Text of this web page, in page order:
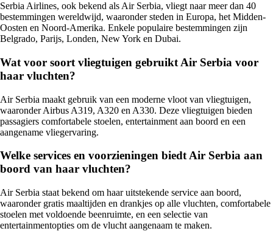
Serbia Airlines, ook bekend als Air Serbia, vliegt naar meer dan 40
bestemmingen wereldwijd, waaronder steden in Europa, het Midden-
Oosten en Noord-Amerika. Enkele populaire bestemmingen zijn
Belgrado, Parijs, Londen, New York en Dubai.
Wat voor soort vliegtuigen gebruikt Air Serbia voor
haar vluchten?
Air Serbia maakt gebruik van een moderne vloot van vliegtuigen,
waaronder Airbus A319, A320 en A330. Deze vliegtuigen bieden
passagiers comfortabele stoelen, entertainment aan boord en een
aangename vliegervaring.
Welke services en voorzieningen biedt Air Serbia aan
boord van haar vluchten?
Air Serbia staat bekend om haar uitstekende service aan boord,
waaronder gratis maaltijden en drankjes op alle vluchten, comfortabele
stoelen met voldoende beenruimte, en een selectie van
entertainmentopties om de vlucht aangenaam te maken.